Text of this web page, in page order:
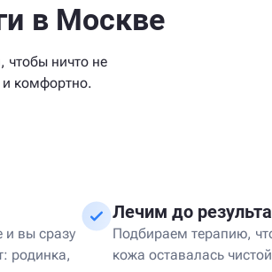
в Москве
чтобы ничто не
и комфортно.
и вы сразу
родинка,
Лечим до
Подбираем терапию,
кожа оставалась